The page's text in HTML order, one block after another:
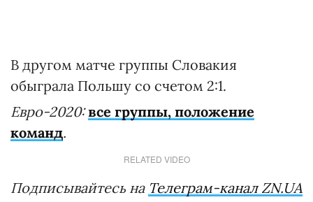
В другом матче группы Словакия
обыграла Польшу со счетом 2:1.
Евро-2020:все группы, положение
команд.
RELATED VIDEO
Подписывайтесь на Телеграм-канал ZN.UA